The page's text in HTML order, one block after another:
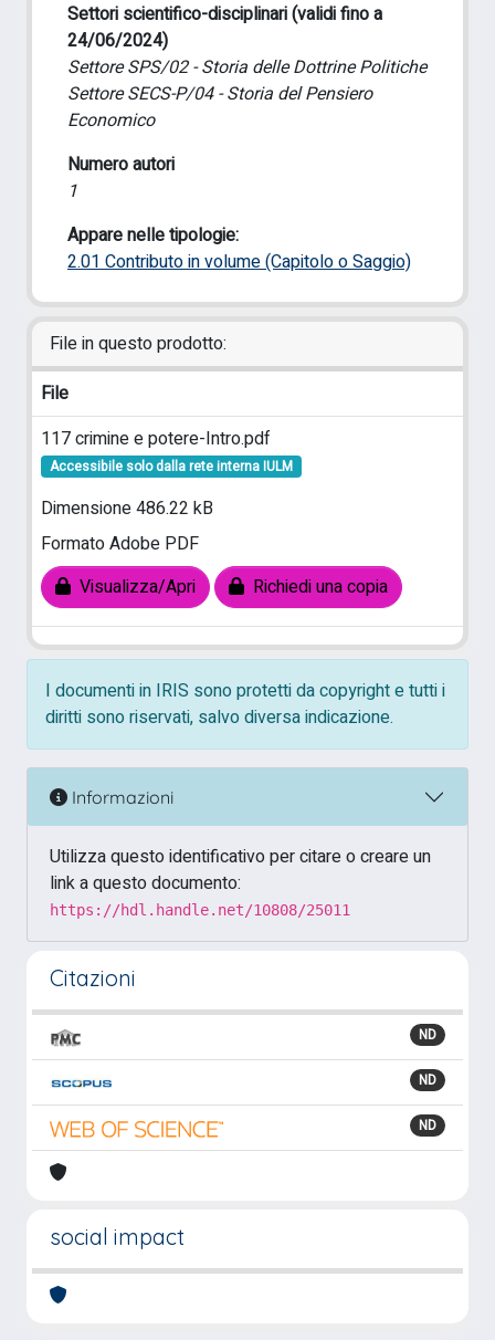
Settori scientifico-disciplinari (validi fino a
24/06/2024)
Settore SPS/02 - Storia delle Dottrine Politiche
Settore SECS-P/04 - Storia del Pensiero
Economico
Numero autori
1
Appare nelle tipologie:
2.01 Contributo in volume (Capitolo o Saggio)
File in questo prodotto:
File
117 crimine e potere-Intro.pdf
Accessibile solo dalla rete interna IULM
Dimensione 486.22 kB
Formato Adobe PDF
Visualizza/Apri
Richiedi una copia
I documenti in IRIS sono protetti da copyright e tutti i
diritti sono riservati, salvo diversa indicazione.
Informazioni
Utilizza questo identificativo per citare o creare un
link a questo documento:
https://hdl.handle.net/10808/25011
Citazioni
ND
ND
ND
social impact